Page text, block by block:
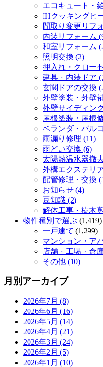
エコキュート・
IHクッキングヒ
間取り変更リフ
内装リフォーム
和室リフォーム
照明交換 (2)
押入れ・クロー
建具・内装ドア
玄関ドアの交換
外壁塗装・外壁
外壁サイディン
屋根塗装・屋根
ベランダ・バル
雨漏り修理 (11)
雨どい交換 (6)
太陽熱温水器撤
外構エクステリ
配管修理・交換
お知らせ (4)
豆知識 (2)
解体工事・樹木
物件種別で選ぶ (1,419)
一戸建て (1,299)
マンション・ア
店舗・工場・倉
その他 (10)
月別アーカイブ
2026年7月 (8)
2026年6月 (16)
2026年5月 (14)
2026年4月 (21)
2026年3月 (24)
2026年2月 (5)
2026年1月 (10)